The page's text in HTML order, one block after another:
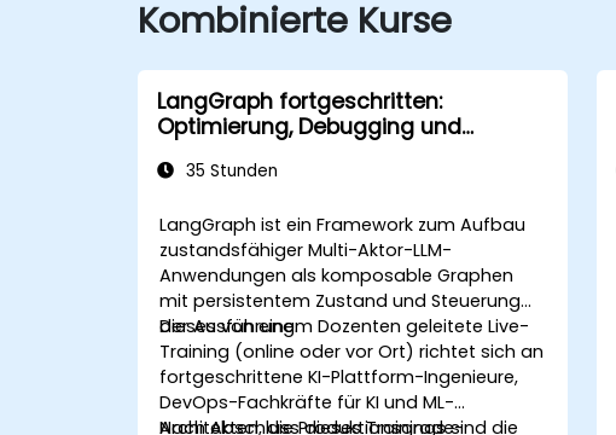
Kombinierte Kurse
LangGraph fortgeschritten:
Optimierung, Debugging und
35 Stunden
LangGraph ist ein Framework zum Aufbau
zustandsfähiger Multi-Aktor-LLM-
Anwendungen als komposable Graphen
mit persistentem Zustand und Steuerung
der Ausführung.
Dieses von einem Dozenten geleitete Live-
Training (online oder vor Ort) richtet sich an
fortgeschrittene KI-Plattform-Ingenieure,
DevOps-Fachkräfte für KI und ML-
Architekten, die Produktionsgrade-
Nach Abschluss dieses Trainings sind die